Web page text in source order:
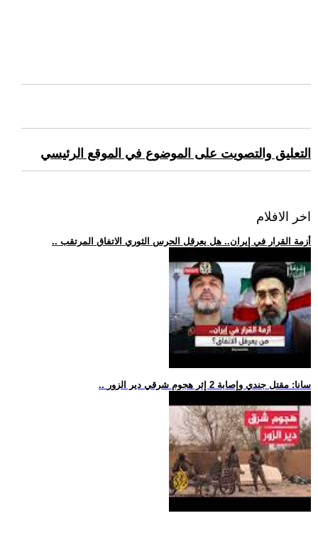
التعليق والتصويت على الموضوع في الموقع الرئيسي
اخر الافلام
.. أزمة القرار في إيران.. هل يعرقل الحرس الثوري الاتفاق المرتقب
.. سانا: مقتل جندي وإصابة 2 إثر هجوم شرقي دير الزور